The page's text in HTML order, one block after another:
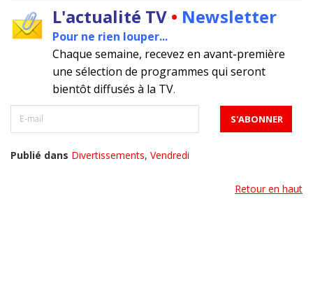
L'actualité TV • Newsletter
Pour ne rien louper...
Chaque semaine, recevez en avant-première
une sélection de programmes qui seront
bientôt diffusés à la TV.
Publié dans Divertissements, Vendredi
Retour en haut